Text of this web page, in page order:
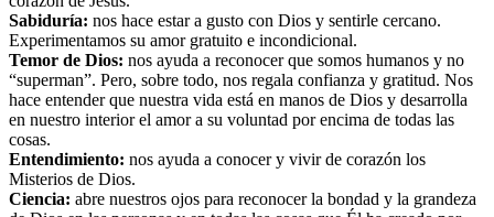
Sabiduría: nos hace estar a gusto con Dios y sentirle cercano.
Experimentamos su amor gratuito e incondicional.
Temor de Dios: nos ayuda a reconocer que somos humanos y no
“superman”. Pero, sobre todo, nos regala confianza y gratitud. Nos
hace entender que nuestra vida está en manos de Dios y desarrolla
en nuestro interior el amor a su voluntad por encima de todas las
cosas.
Entendimiento: nos ayuda a conocer y vivir de corazón los
Misterios de Dios.
Ciencia: abre nuestros ojos para reconocer la bondad y la grandeza